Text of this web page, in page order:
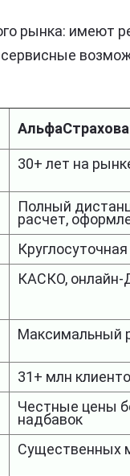
рынка: имеют
30+ лет на
Полный
расчет,
КАСКО, онлайн-
Максимальный
31+ млн
Честные цены
надбавок
Существенных